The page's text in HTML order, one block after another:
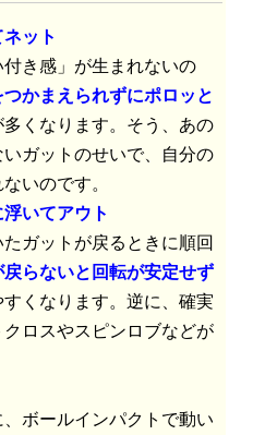
ット
き感」が生まれないの
かまえられずにポロッと
くなります。そう、あの
ガットのせいで、自分の
いのです。
いてアウト
ガットが戻るときに順回
戻らないと回転が安定せず
すくなります。逆に、確実
ロスやスピンロブなどが
ボールインパクトで動い